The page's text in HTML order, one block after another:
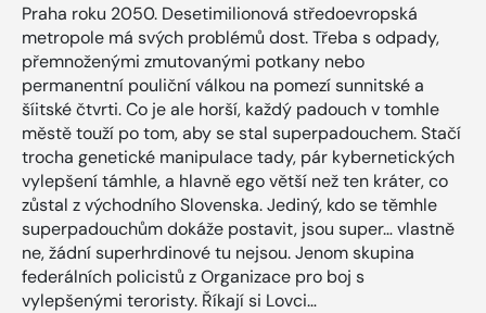
Praha roku 2050. Desetimilionová středoevropská
metropole má svých problémů dost. Třeba s odpady,
přemnoženými zmutovanými potkany nebo
permanentní pouliční válkou na pomezí sunnitské a
šíitské čtvrti. Co je ale horší, každý padouch v tomhle
městě touží po tom, aby se stal superpadouchem. Stačí
trocha genetické manipulace tady, pár kybernetických
vylepšení támhle, a hlavně ego větší než ten kráter, co
zůstal z východního Slovenska. Jediný, kdo se těmhle
superpadouchům dokáže postavit, jsou super… vlastně
ne, žádní superhrdinové tu nejsou. Jenom skupina
federálních policistů z Organizace pro boj s
vylepšenými teroristy. Říkají si Lovci…